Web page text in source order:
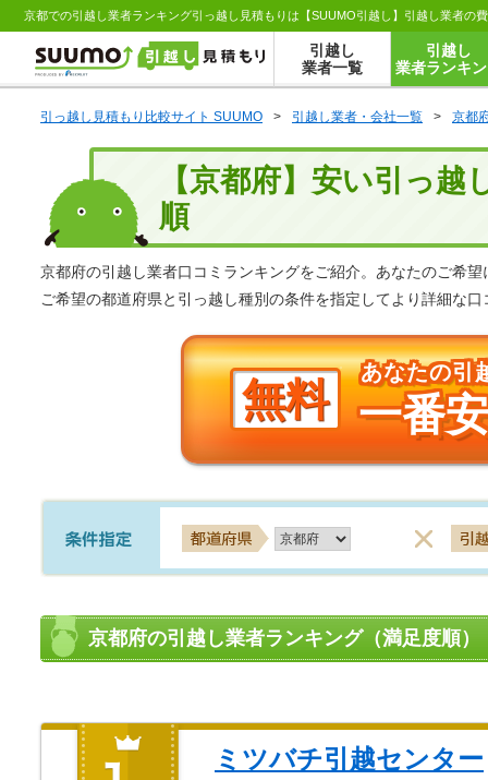
京都での引越し業者ランキング引っ越し見積もりは【SUUMO引越し】引越し業者の
引越し
業者一覧
引越し
業者ランキ
引っ越し見積もり比較サイト SUUMO > 引越し業者・会社一覧 > 京都
【京都府】安い引っ
順
京都府の引越し業者口コミランキングをご紹介。あなたのご希
ご希望の都道府県と引っ越し種別の条件を指定してより詳細な
無料
あなたの引
一番
京都府の引越し業者ランキング（満足度順）
ミツバチ引越センター